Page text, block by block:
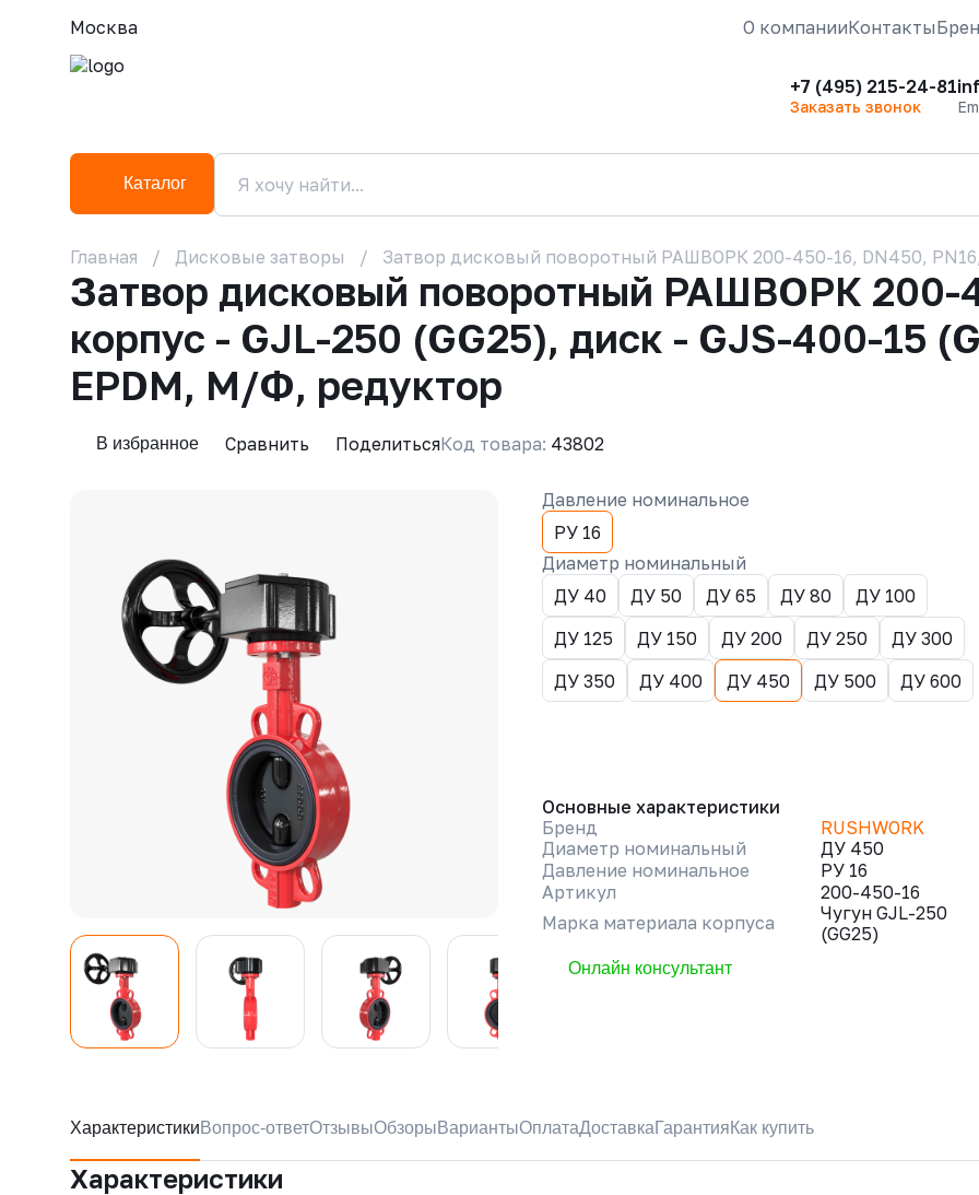
Москва О компанииКонтакты
+7 (495) 215-24-81
Заказать звонок
Каталог
Главная Дисковые затворы Затвор дисковый поворотный РАШВОРК 200-450-16, DN450,
Затвор дисковый поворотный РАШВОРК 200-
корпус - GJL-250 (GG25), диск - GJS-400-15
EPDM, М/Ф, редуктор
В избранное Сравнить ПоделитьсяКод товара: 43802
Давление номинальное
РУ 16
Диаметр номинальный
ДУ 40
ДУ 50 ДУ 65 ДУ 80
ДУ 100
ДУ 125
ДУ 150 ДУ 200 ДУ 250
ДУ 300
ДУ 350
ДУ 400 ДУ 450 ДУ 500 ДУ 600
Основные характеристики
Бренд
RUSHWORK
Диаметр номинальный
ДУ 450
Давление номинальное
РУ 16
Артикул
200-450-16
Марка материала корпуса
Чугун GJL-250
(GG25)
Онлайн консультант
Характеристики Вопрос-ответОтзывыОбзоры ВариантыОплатаДоставка Гарантия Как купить
Характеристики